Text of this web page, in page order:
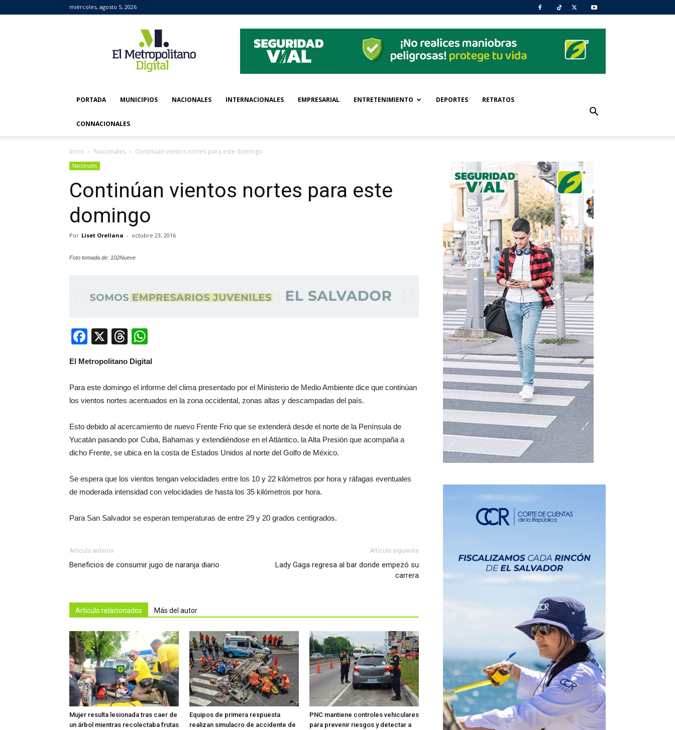
miércoles, agosto 5, 2026
Metropolitano
Digital
PORTADA MUNICIPIOS NACIONALES INTERNACIONALES EMPRESARIAL ENTRETENIMIENTO DEPORTES RETRATOS
CONNACIONALES
Inicio Nacionales Continúan vientos nortes para este domingo
Nacionales
Continúan vientos nortes para este
domingo
Por Liset Orellana - octubre 23, 2016
Foto tomada de: 102Nueve
Facebook
X Threads
El Metropolitano Digital
Para este domingo el informe del clima presentado por el Ministerio de Medio Ambiente dice que continúan
los vientos nortes acentuados en la zona occidental, zonas altas y descampadas del país.
Esto debido al acercamiento de nuevo Frente Frio que se extenderá desde el norte de la Península de
Yucatán pasando por Cuba, Bahamas y extendiéndose en el Atlántico, la Alta Presión que acompaña a
dicho Frente, se ubica en la costa de Estados Unidos al norte del Golfo de México.
Se espera que los vientos tengan velocidades entre los 10 y 22 kilómetros por hora y ráfagas eventuales
de moderada intensidad con velocidades de hasta los 35 kilómetros por hora.
Para San Salvador se esperan temperaturas de entre 29 y 20 grados centigrados.
Artículo anterior
Beneficios de consumir jugo de naranja diario
Artículo siguiente
Lady Gaga regresa al bar donde empezó su
carrera
Artículo relacionados Más del autor
Mujer resulta lesionada tras caer de
un árbol mientras recolectaba frutas
Equipos de primera respuesta
realizan simulacro de accidente de
PNC mantiene controles vehiculares
para prevenir riesgos y detectar a